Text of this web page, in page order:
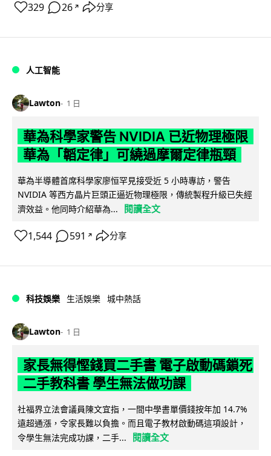
329 26 ↗ 分享
人工智能
Lawton 1 日
華為科學家警告 NVIDIA 已近物理極限
華為「韜定律」可繞過摩爾定律瓶頸
華為半導體首席科學家廖恒罕見接受近 5 小時專訪，警告
NVIDIA 等西方晶片巨頭正逼近物理極限，傳統製程升級已失經
濟效益。他同時介紹華為...
閱讀全文
1,544 591 ↗ 分享
科技娛樂 生活娛樂 城中熱話
Lawton 1 日
家長無得慳錢買二手書 電子啟動碼鎖死
二手教科書 學生無法做功課
社福界立法會議員陳文宜指，一間中學書單價錢按年加 14.7%
遠超通漲，令家長難以負擔。而且電子教材啟動碼這項設計，
令學生無法完成功課，二手...
閱讀全文